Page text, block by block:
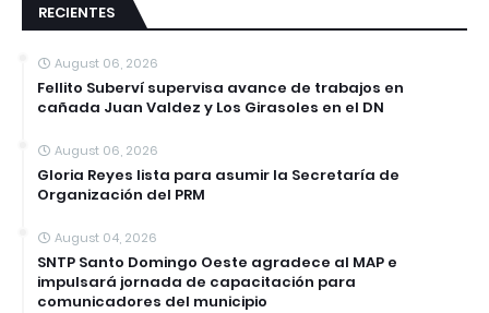
RECIENTES
August 06, 2026
Fellito Suberví supervisa avance de trabajos en
cañada Juan Valdez y Los Girasoles en el DN
August 06, 2026
Gloria Reyes lista para asumir la Secretaría de
Organización del PRM
August 04, 2026
SNTP Santo Domingo Oeste agradece al MAP e
impulsará jornada de capacitación para
comunicadores del municipio